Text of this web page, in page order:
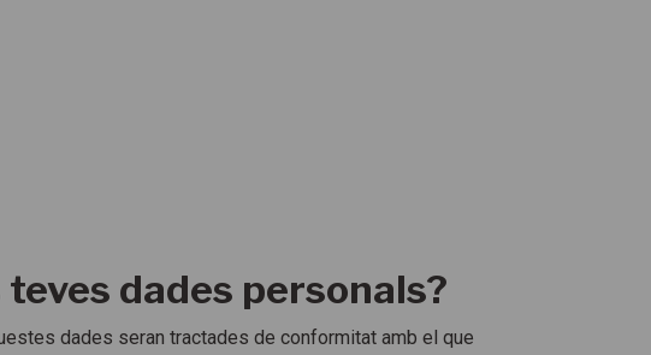
dades personals?
dades seran tractades de conformitat amb el que